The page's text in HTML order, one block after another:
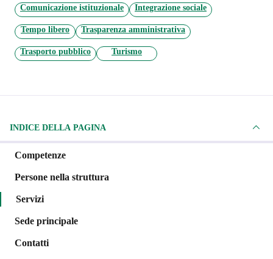
Comunicazione istituzionale Integrazione sociale
Tempo libero Trasparenza amministrativa
Trasporto pubblico Turismo
INDICE DELLA PAGINA
Competenze
Persone nella struttura
Servizi
Sede principale
Contatti